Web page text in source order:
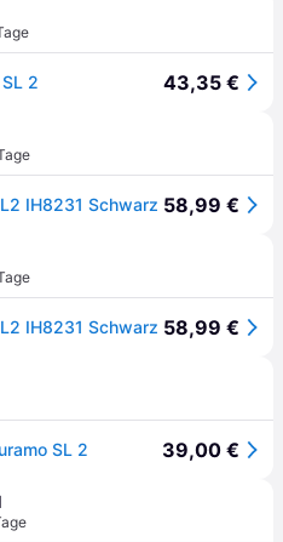
2 43,35 €
IH8231 Schwarz 58,99 €
IH8231 Schwarz 58,99 €
SL 2 39,00 €